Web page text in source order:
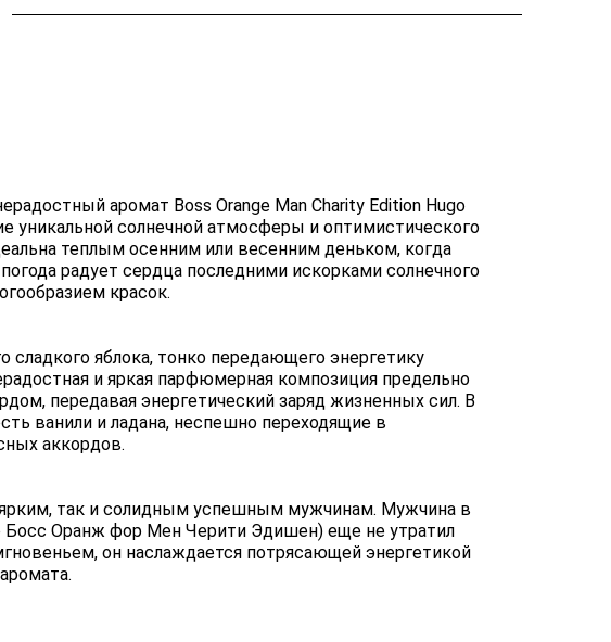
аромат Boss Orange Man Charity Edition Hugo
уникальной солнечной атмосферы и оптимистического
теплым осенним или весенним деньком, когда
радует сердца последними искорками солнечного
красок.
сладкого яблока, тонко передающего энергетику
и яркая парфюмерная композиция предельно
передавая энергетический заряд жизненных сил. В
ванили и ладана, неспешно переходящие в
аккордов.
так и солидным успешным мужчинам. Мужчина в
Босс Оранж фор Мен Черити Эдишен) еще не утратил
он наслаждается потрясающей энергетикой